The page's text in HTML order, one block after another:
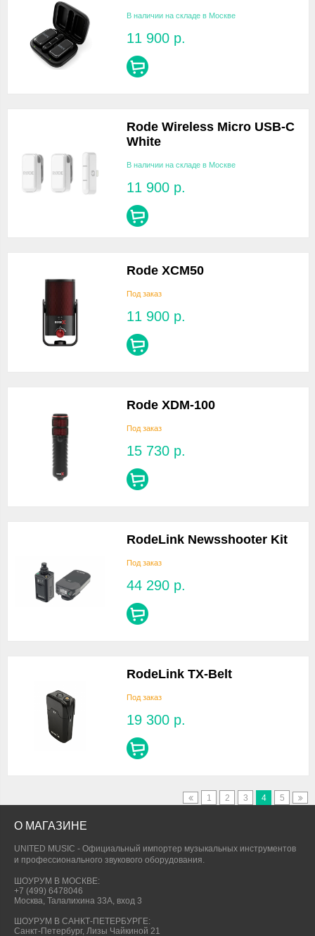
В наличии на складе в Москве
11 900 р.
Rode Wireless Micro USB-C
White
В наличии на складе в Москве
11 900 р.
Rode XCM50
Под заказ
11 900 р.
Rode XDM-100
Под заказ
15 730 р.
RodeLink Newsshooter Kit
Под заказ
44 290 р.
RodeLink TX-Belt
Под заказ
19 300 р.
1 2 3 4 5
О МАГАЗИНЕ
UNITED MUSIC - Официальный импортер музыкальных инструментов
и профессионального звукового оборудования.
ШОУРУМ В МОСКВЕ:
+7 (499) 6478046
Москва, Талалихина 33А, вход 3
ШОУРУМ В САНКТ-ПЕТЕРБУРГЕ:
Санкт-Петербург, Лизы Чайкиной 21